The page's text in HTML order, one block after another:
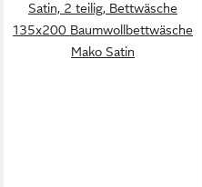
Satin, 2 teilig, Bettwäsche
135x200 Baumwollbettwäsche
Mako Satin